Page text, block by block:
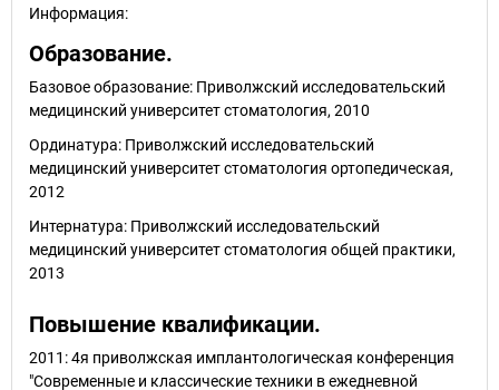
Информация:
Образование.
Базовое образование: Приволжский исследовательский
медицинский университет стоматология, 2010
Ординатура: Приволжский исследовательский
медицинский университет стоматология ортопедическая,
2012
Интернатура: Приволжский исследовательский
медицинский университет стоматология общей практики,
2013
Повышение квалификации.
2011: 4я приволжская имплантологическая конференция
"Современные и классические техники в ежедневной